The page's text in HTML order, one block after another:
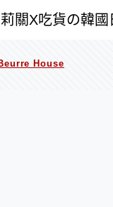
關X吃貨の韓國
House